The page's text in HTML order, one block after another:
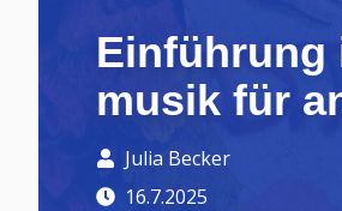
Einführung
musik für
Julia Becker
16.7.2025